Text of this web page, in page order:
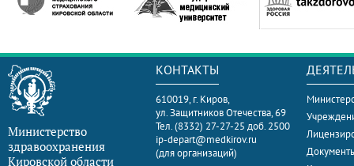
Министерство
здравоохранения
Кировской области
КОНТАКТЫ
610019, г. Киров,
ул. Защитников Отечества, 69
Тел. (8332) 27-27-25 доб. 2500
ip-depart@medkirov.ru
(для организаций)